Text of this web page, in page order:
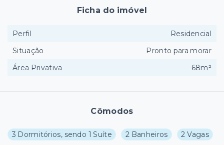
Cômodos
3 Dormitórios, sendo 1 Suíte 2 Banheiros
2 Vagas
Ficha do imóvel
Perfil
Residencial
Situação
Pronto para morar
Área Privativa
68m²